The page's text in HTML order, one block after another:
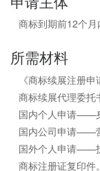
商标到期前12个
所需材料
《商标续展注册申
商标续展代理委托
国内个人申请——
国内公司申请——
国外个人申请——
商标注册证复印件。